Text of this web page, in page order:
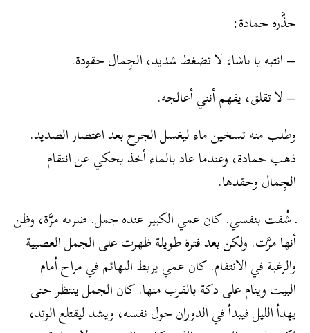
حذَّره حمادة:
– انتبه يا باشا، لا تضغط شديد، الجِمال حقودة.
– لا تقلق، يفهم أنني أعالجه.
وطلب منه تسخين ماء ليغسل الجرح بعد اعتصار الصديد.
ذهب حمادة، وعندما عاد بالماء أخذ يحكي عن انتقام
الجِمال وحقدها.
ـ شُفت بنفسي. كان عمي الكبير عنده جمل. ضربه مرَّة، وظن
أنها مرَّت. ولكن بعد فترة طويلة ظهرت على الجمل العصبية
والرغبة في الانتقام. كان عمي يربط البهائم في مراح أمام
البيت وينام على دكة بالقرب منها. كان الجمل ينتظر حتى
يهدأ الليل فيبدأ في الدوران حول نفسه، ويشد ليقتلع الوتد،